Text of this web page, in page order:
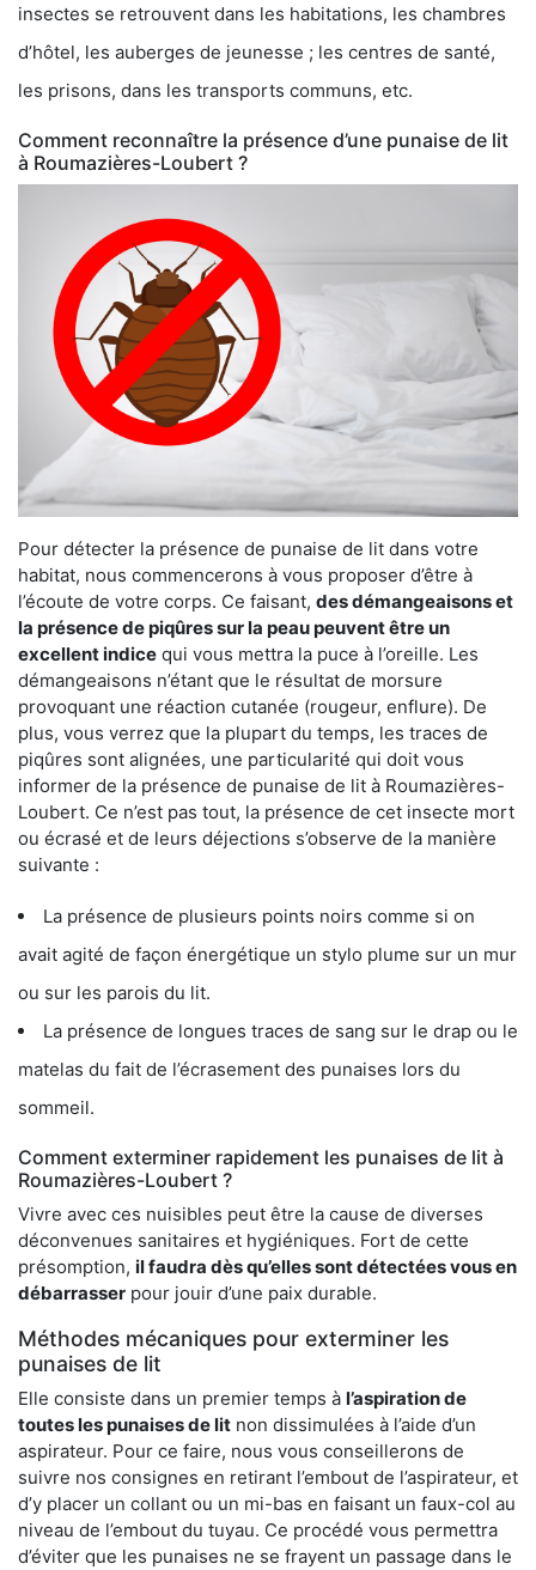
insectes se retrouvent dans les habitations, les chambres
d’hôtel, les auberges de jeunesse ; les centres de santé,
les prisons, dans les transports communs, etc.
Comment reconnaître la présence d’une punaise de lit
à Roumazières-Loubert ?
Pour détecter la présence de punaise de lit dans votre
habitat, nous commencerons à vous proposer d’être à
l’écoute de votre corps. Ce faisant, des démangeaisons et
la présence de piqûres sur la peau peuvent être un
excellent indice qui vous mettra la puce à l’oreille. Les
démangeaisons n’étant que le résultat de morsure
provoquant une réaction cutanée (rougeur, enflure). De
plus, vous verrez que la plupart du temps, les traces de
piqûres sont alignées, une particularité qui doit vous
informer de la présence de punaise de lit à Roumazières-
Loubert. Ce n’est pas tout, la présence de cet insecte mort
ou écrasé et de leurs déjections s’observe de la manière
suivante :
La présence de plusieurs points noirs comme si on
avait agité de façon énergétique un stylo plume sur un mur
ou sur les parois du lit.
La présence de longues traces de sang sur le drap ou le
matelas du fait de l’écrasement des punaises lors du
sommeil.
Comment exterminer rapidement les punaises de lit à
Roumazières-Loubert ?
Vivre avec ces nuisibles peut être la cause de diverses
déconvenues sanitaires et hygiéniques. Fort de cette
présomption, il faudra dès qu’elles sont détectées vous en
débarrasser pour jouir d’une paix durable.
Méthodes mécaniques pour exterminer les
punaises de lit
Elle consiste dans un premier temps à l’aspiration de
toutes les punaises de lit non dissimulées à l’aide d’un
aspirateur. Pour ce faire, nous vous conseillerons de
suivre nos consignes en retirant l’embout de l’aspirateur, et
d’y placer un collant ou un mi-bas en faisant un faux-col au
niveau de l’embout du tuyau. Ce procédé vous permettra
d’éviter que les punaises ne se frayent un passage dans le